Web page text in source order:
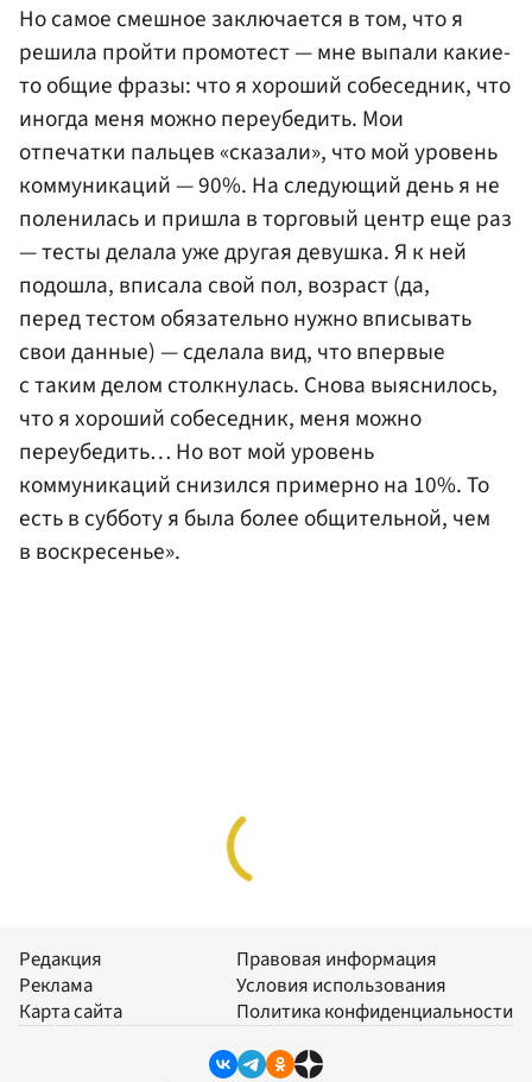
Но самое смешное заключается в том, что я
решила пройти промотест — мне выпали какие-
то общие фразы: что я хороший собеседник, что
иногда меня можно переубедить. Мои
отпечатки пальцев «сказали», что мой уровень
коммуникаций — 90%. На следующий день я не
поленилась и пришла в торговый центр еще раз
— тесты делала уже другая девушка. Я к ней
подошла, вписала свой пол, возраст (да,
перед тестом обязательно нужно вписывать
свои данные) — сделала вид, что впервые
с таким делом столкнулась. Снова выяснилось,
что я хороший собеседник, меня можно
переубедить… Но вот мой уровень
коммуникаций снизился примерно на 10%. То
есть в субботу я была более общительной, чем
в воскресенье».
Редакция
Реклама
Карта сайта
Правовая информация
Условия использования
Политика конфиденциальности